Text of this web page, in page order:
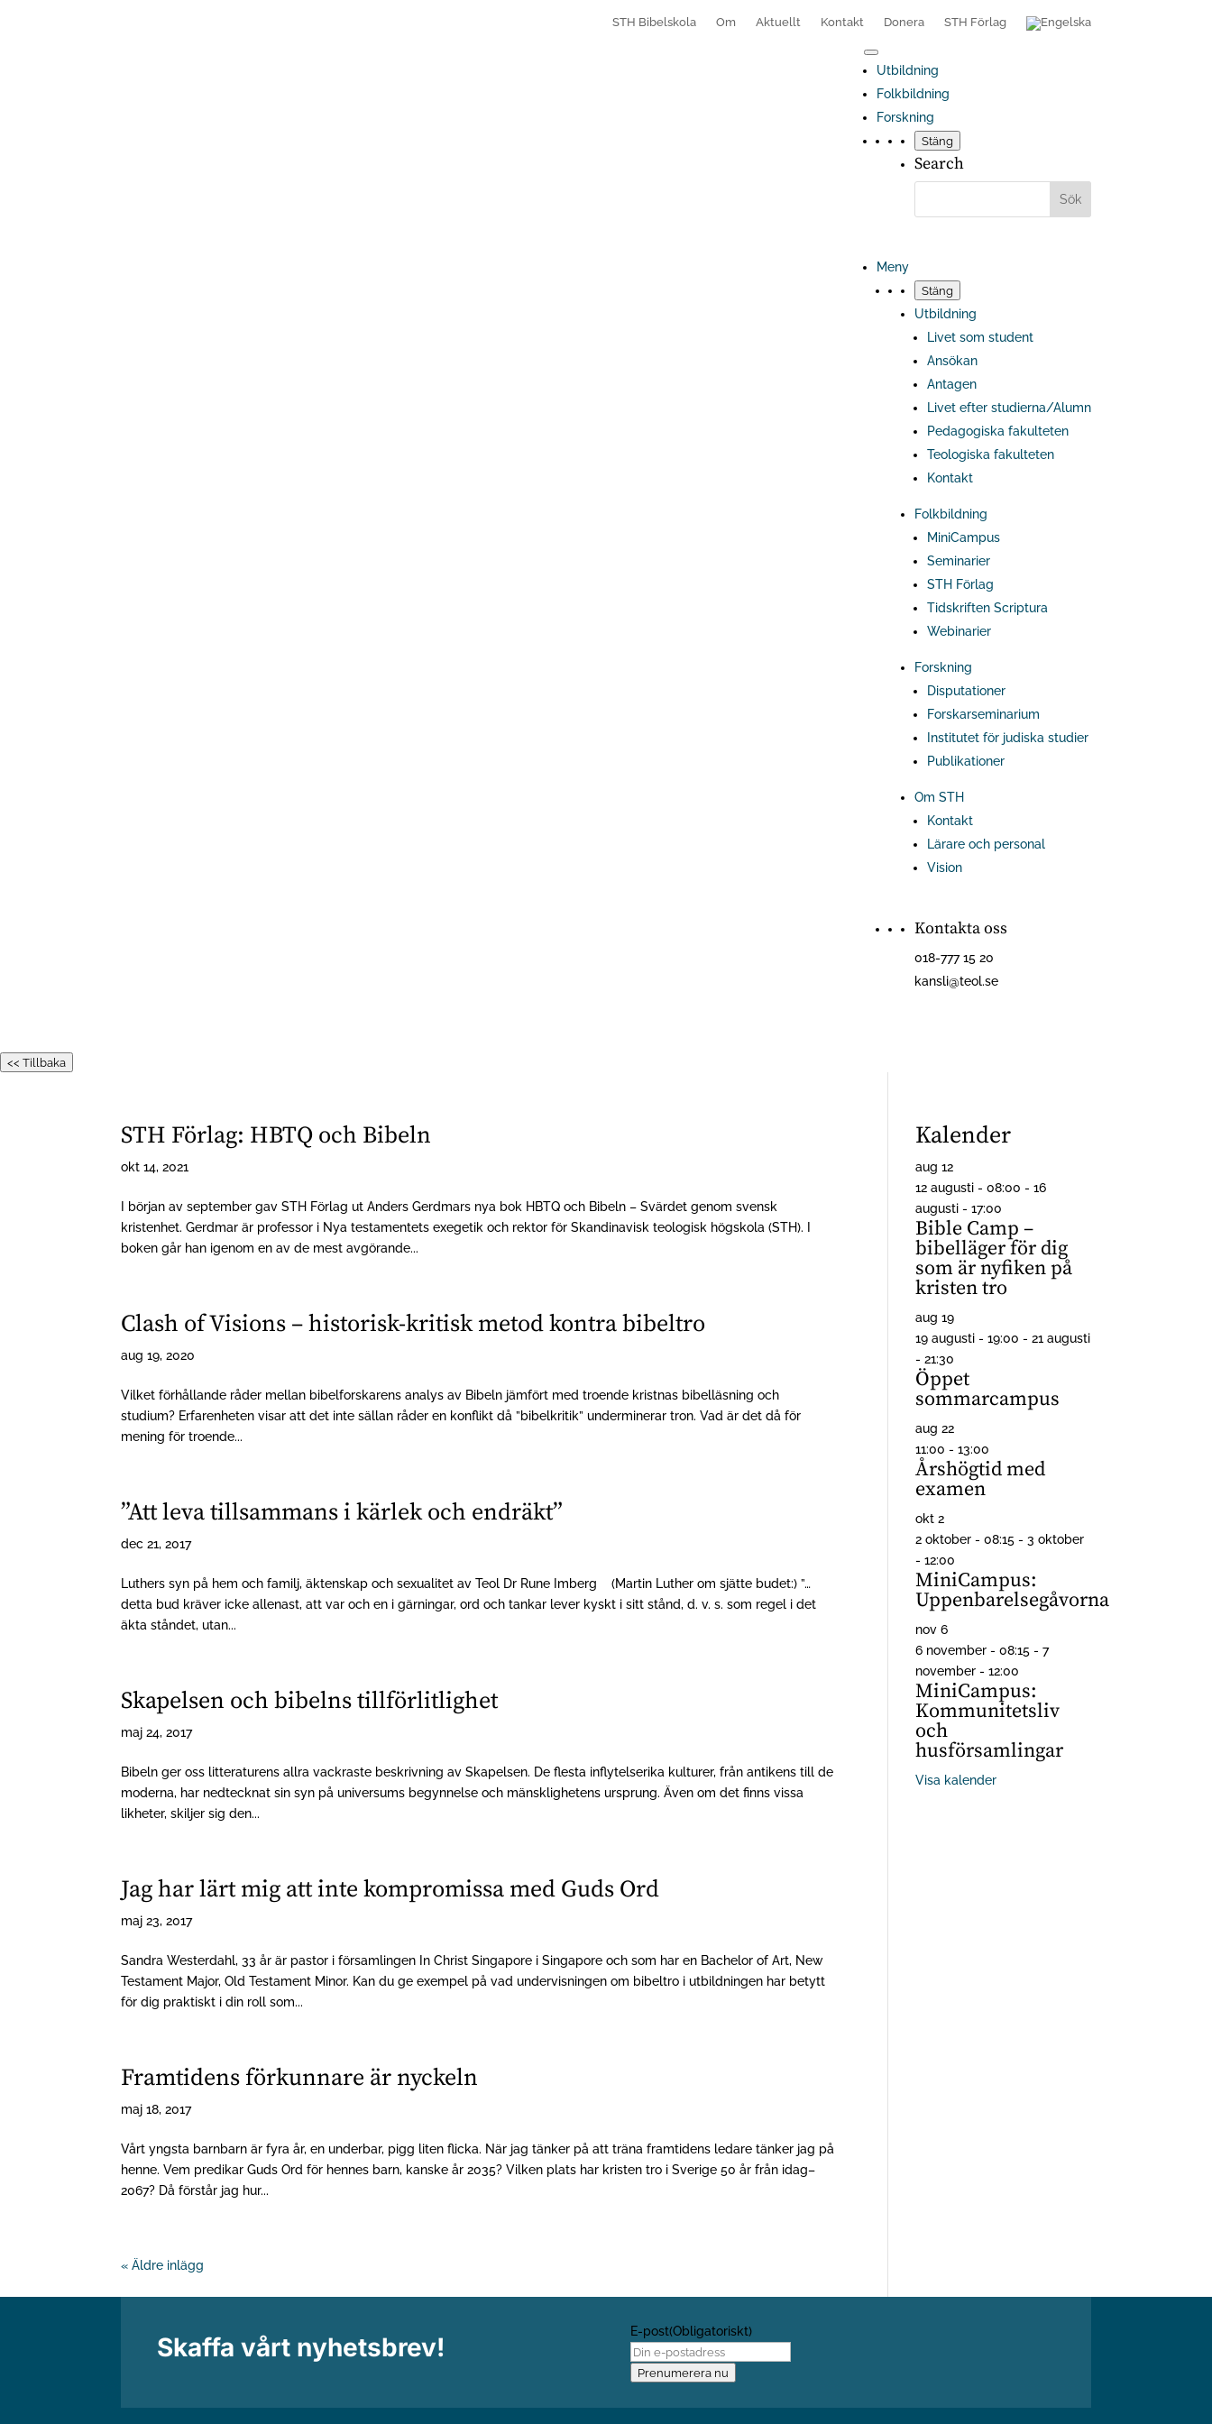
STH Bibelskola Om Aktuellt Kontakt Donera STH Förlag
Utbildning
Folkbildning
Forskning
Stäng
Search
Meny
Stäng
Utbildning
Livet som student
Ansökan
Antagen
Livet efter studierna/Alumn
Pedagogiska fakulteten
Teologiska fakulteten
Kontakt
Folkbildning
MiniCampus
Seminarier
STH Förlag
Tidskriften Scriptura
Webinarier
Forskning
Disputationer
Forskarseminarium
Institutet för judiska studier
Publikationer
Om STH
Kontakt
Lärare och personal
Vision
Kontakta oss
018-777 15 20
kansli@teol.se
<< Tillbaka
STH Förlag: HBTQ och Bibeln
okt 14, 2021
I början av september gav STH Förlag ut Anders Gerdmars nya bok HBTQ och Bibeln – Svärdet genom svensk
kristenhet. Gerdmar är professor i Nya testamentets exegetik och rektor för Skandinavisk teologisk högskola (STH). I
boken går han igenom en av de mest avgörande...
Clash of Visions – historisk-kritisk metod kontra bibeltro
aug 19, 2020
Vilket förhållande råder mellan bibelforskarens analys av Bibeln jämfört med troende kristnas bibelläsning och
studium? Erfarenheten visar att det inte sällan råder en konflikt då ”bibelkritik” underminerar tron. Vad är det då för
mening för troende...
”Att leva tillsammans i kärlek och endräkt”
dec 21, 2017
Luthers syn på hem och familj, äktenskap och sexualitet av Teol Dr Rune Imberg (Martin Luther om sjätte budet:) ”…
detta bud kräver icke allenast, att var och en i gärningar, ord och tankar lever kyskt i sitt stånd, d. v. s. som regel i det
äkta ståndet, utan...
Skapelsen och bibelns tillförlitlighet
maj 24, 2017
Bibeln ger oss litteraturens allra vackraste beskrivning av Skapelsen. De flesta inflytelserika kulturer, från antikens till de
moderna, har nedtecknat sin syn på universums begynnelse och mänsklighetens ursprung. Även om det finns vissa
likheter, skiljer sig den...
Jag har lärt mig att inte kompromissa med Guds Ord
maj 23, 2017
Sandra Westerdahl, 33 år är pastor i församlingen In Christ Singapore i Singapore och som har en Bachelor of Art, New
Testament Major, Old Testament Minor. Kan du ge exempel på vad undervisningen om bibeltro i utbildningen har betytt
för dig praktiskt i din roll som...
Framtidens förkunnare är nyckeln
maj 18, 2017
Vårt yngsta barnbarn är fyra år, en underbar, pigg liten flicka. När jag tänker på att träna framtidens ledare tänker jag på
henne. Vem predikar Guds Ord för hennes barn, kanske år 2035? Vilken plats har kristen tro i Sverige 50 år från idag–
2067? Då förstår jag hur...
« Äldre inlägg
Kalender
aug12
12 augusti - 08:00 -16
augusti - 17:00
Bible Camp –
bibelläger för dig
som är nyfiken på
kristen tro
aug19
19 augusti - 19:00 -21 augusti
- 21:30
Öppet
sommarcampus
aug22
11:00 -13:00
Årshögtid med
examen
okt2
2 oktober - 08:15 -3 oktober
- 12:00
MiniCampus:
Uppenbarelsegåvorna
nov6
6 november - 08:15 -7
november - 12:00
MiniCampus:
Kommunitetsliv
och
husförsamlingar
Visa kalender
Skaffa vårt nyhetsbrev!
E-post(Obligatoriskt)
Prenumerera nu